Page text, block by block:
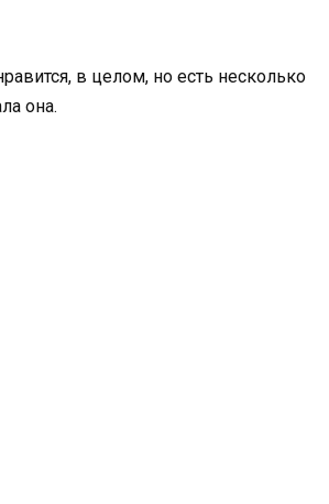
в целом, но есть несколько
она.